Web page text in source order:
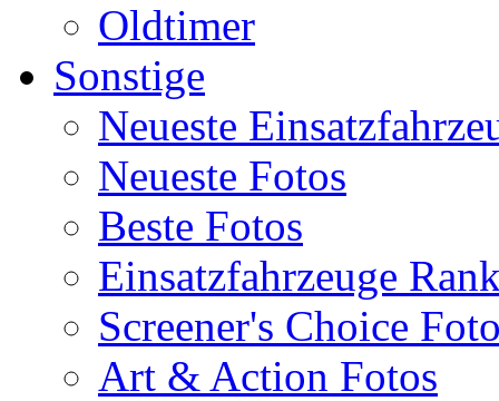
Oldtimer
Sonstige
Neueste
Neueste Fotos
Beste Fotos
Einsatzfahrzeuge
Screener's Choice
Art & Action Fotos